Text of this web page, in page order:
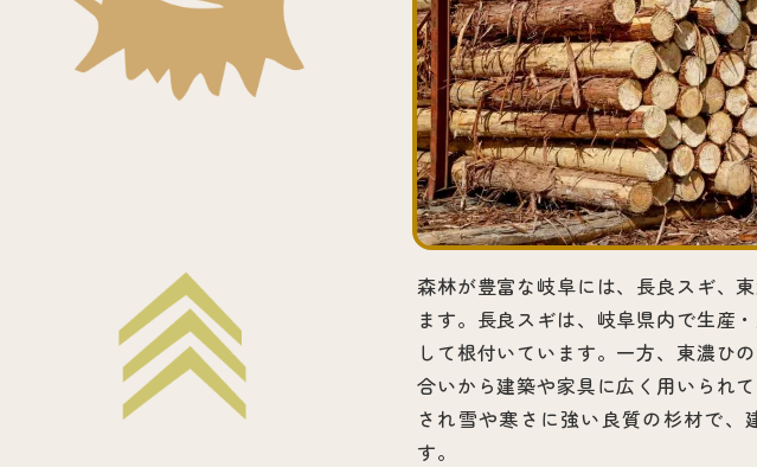
森林が豊富な岐阜には、長良スギ、
ます。長良スギは、岐阜県内で生産
して根付いています。一方、東濃ひ
合いから建築や家具に広く用いられ
され雪や寒さに強い良質の杉材で
す。